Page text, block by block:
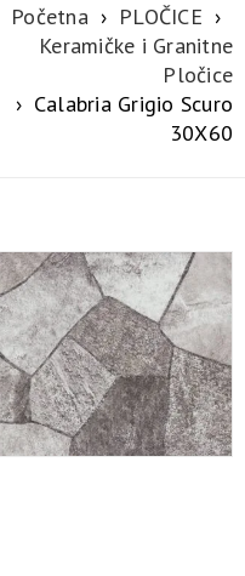
Početna › PLOČICE ›
Keramičke i Granitne
Pločice
› Calabria Grigio Scuro
30X60